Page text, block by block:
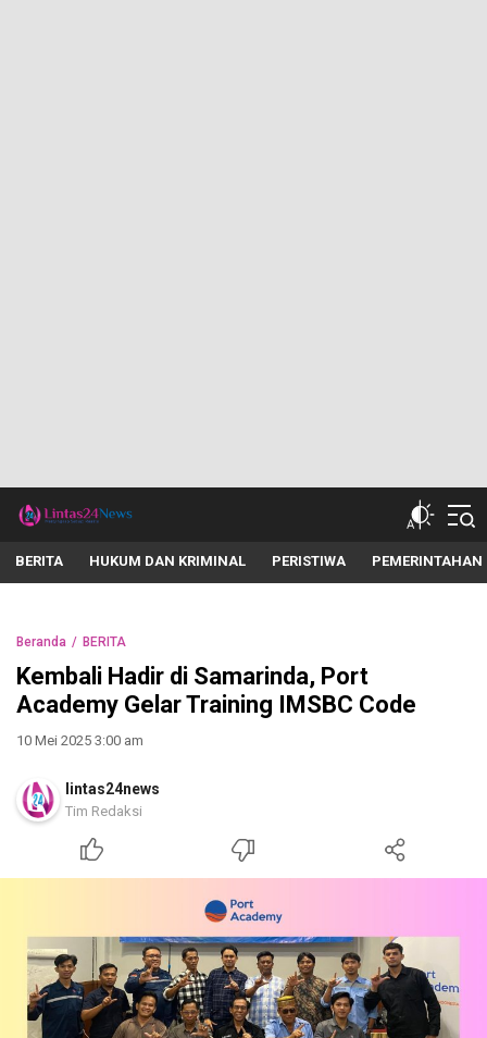
lintas24news.com
Menyingkap Setiap Realita
BERITA HUKUM DAN KRIMINAL PERISTIWA PEMERINTAHAN
Beranda BERITA
Kembali Hadir di Samarinda, Port
Academy Gelar Training IMSBC Code
10 Mei 2025 3:00 am
lintas24news
Tim Redaksi